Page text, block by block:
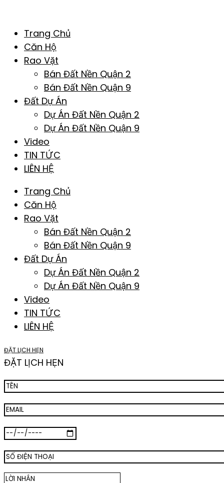
Trang Chủ
Căn Hộ
Rao Vặt
Bán Đất Nền Quận 2
Bán Đất Nền Quận 9
Đất Dự Án
Dự Án Đất Nền Quận 2
Dự Án Đất Nền Quận 9
Video
TIN TỨC
LIÊN HỆ
Trang Chủ
Căn Hộ
Rao Vặt
Bán Đất Nền Quận 2
Bán Đất Nền Quận 9
Đất Dự Án
Dự Án Đất Nền Quận 2
Dự Án Đất Nền Quận 9
Video
TIN TỨC
LIÊN HỆ
ĐẶT LỊCH HẸN
ĐẶT LỊCH HẸN